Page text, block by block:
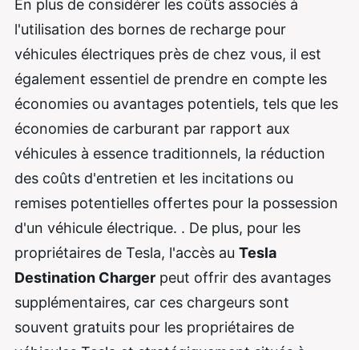
En plus de considérer les coûts associés à
l'utilisation des bornes de recharge pour
véhicules électriques près de chez vous, il est
également essentiel de prendre en compte les
économies ou avantages potentiels, tels que les
économies de carburant par rapport aux
véhicules à essence traditionnels, la réduction
des coûts d'entretien et les incitations ou
remises potentielles offertes pour la possession
d'un véhicule électrique. . De plus, pour les
propriétaires de Tesla, l'accès au Tesla
Destination Charger peut offrir des avantages
supplémentaires, car ces chargeurs sont
souvent gratuits pour les propriétaires de